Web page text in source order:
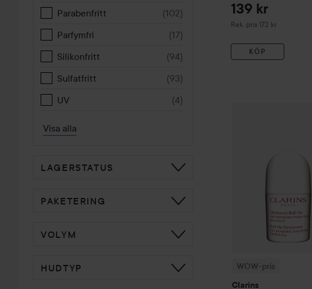
Parabenfritt
(102)
Parfymfri
(17)
Silikonfritt
(94)
Sulfatfritt
(93)
UV
(4)
Visa alla
LAGERSTATUS
PAKETERING
VOLYM
HUDTYP
139 kr
Rek. pris 172 kr
Rekommenderat pris 172 kr
KÖP
WOW-pris
Clarins